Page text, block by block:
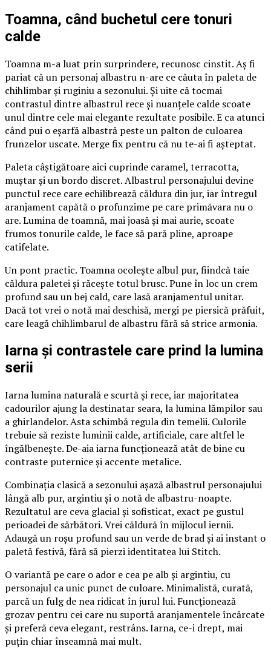
Toamna, când buchetul cere tonuri
calde
Toamna m-a luat prin surprindere, recunosc cinstit. Aș fi
pariat că un personaj albastru n-are ce căuta în paleta de
chihlimbar și ruginiu a sezonului. Și uite că tocmai
contrastul dintre albastrul rece și nuanțele calde scoate
unul dintre cele mai elegante rezultate posibile. E ca atunci
când pui o eșarfă albastră peste un palton de culoarea
frunzelor uscate. Merge fix pentru că nu te-ai fi așteptat.
Paleta câștigătoare aici cuprinde caramel, terracotta,
muștar și un bordo discret. Albastrul personajului devine
punctul rece care echilibrează căldura din jur, iar întregul
aranjament capătă o profunzime pe care primăvara nu o
are. Lumina de toamnă, mai joasă și mai aurie, scoate
frumos tonurile calde, le face să pară pline, aproape
catifelate.
Un pont practic. Toamna ocolește albul pur, fiindcă taie
căldura paletei și răcește totul brusc. Pune în loc un crem
profund sau un bej cald, care lasă aranjamentul unitar.
Dacă tot vrei o notă mai deschisă, mergi pe piersică prăfuit,
care leagă chihlimbarul de albastru fără să strice armonia.
Iarna și contrastele care prind la lumina
serii
Iarna lumina naturală e scurtă și rece, iar majoritatea
cadourilor ajung la destinatar seara, la lumina lămpilor sau
a ghirlandelor. Asta schimbă regula din temelii. Culorile
trebuie să reziste luminii calde, artificiale, care altfel le
îngălbenește. De-aia iarna funcționează atât de bine cu
contraste puternice și accente metalice.
Combinația clasică a sezonului așază albastrul personajului
lângă alb pur, argintiu și o notă de albastru-noapte.
Rezultatul are ceva glacial și sofisticat, exact pe gustul
perioadei de sărbători. Vrei căldură în mijlocul iernii.
Adaugă un roșu profund sau un verde de brad și ai instant o
paletă festivă, fără să pierzi identitatea lui Stitch.
O variantă pe care o ador e cea pe alb și argintiu, cu
personajul ca unic punct de culoare. Minimalistă, curată,
parcă un fulg de nea ridicat în jurul lui. Funcționează
grozav pentru cei care nu suportă aranjamentele încărcate
și preferă ceva elegant, restrâns. Iarna, ce-i drept, mai
puțin chiar înseamnă mai mult.